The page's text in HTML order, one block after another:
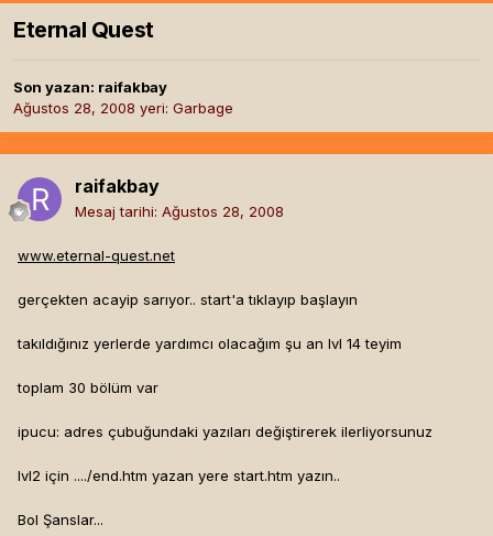
Eternal Quest
Son yazan: raifakbay
Ağustos 28, 2008 yeri: Garbage
raifakbay
Mesaj tarihi: Ağustos 28, 2008
www.eternal-quest.net
gerçekten acayip sarıyor.. start'a tıklayıp başlayın
takıldığınız yerlerde yardımcı olacağım şu an lvl 14 teyim
toplam 30 bölüm var
ipucu: adres çubuğundaki yazıları değiştirerek ilerliyorsunuz
lvl2 için ..../end.htm yazan yere start.htm yazın..
Bol Şanslar...